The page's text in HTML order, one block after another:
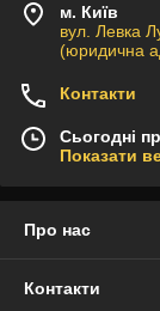
м. Київ
вул. Левка
(юридична
Контакти
Сьогодні
Показати
Про нас
Контакти